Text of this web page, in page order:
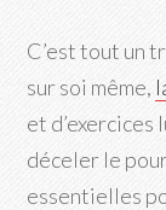
C’est tout un
sur soi même,
et d’exercices
déceler le
essentielles